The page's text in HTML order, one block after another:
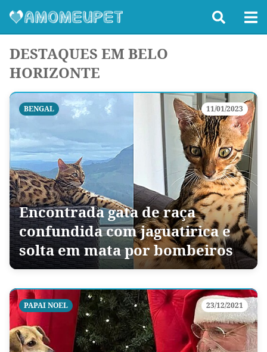
DESTAQUES EM BELO
HORIZONTE
BENGAL 11/01/2023
Encontrada gata de raça
confundida com jaguatirica e
solta em mata por bombeiros
PAPAI NOEL 23/12/2021